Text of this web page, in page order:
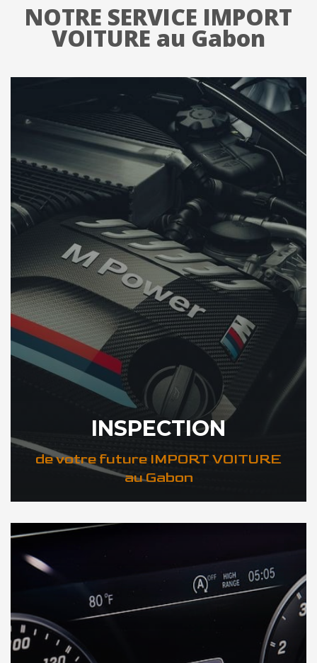
NOTRE SERVICE IMPORT
VOITURE au Gabon
INSPECTION
de votre future IMPORT VOITURE
au Gabon
DÉCOUVREZ VOTRE INSPECTION AUTO au Gabon